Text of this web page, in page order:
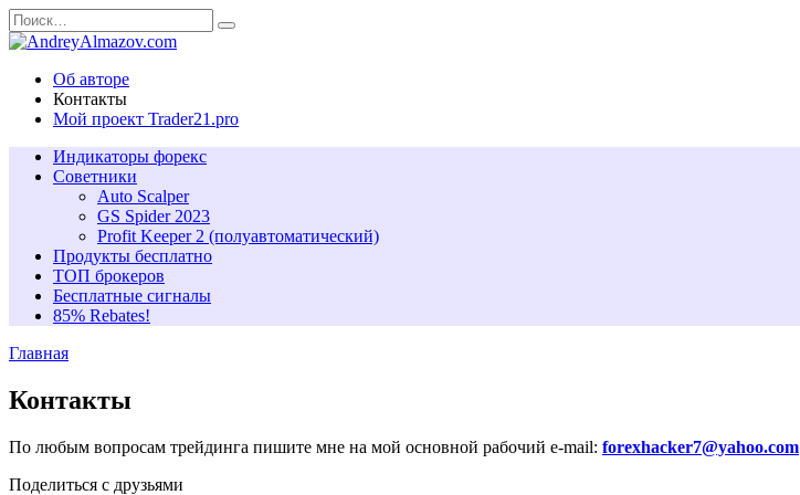
Перейти
к
содержанию
Search
for:
Об авторе
Контакты
Мой проект Trader21.pro
Индикаторы форекс
Советники
Auto Scalper
GS Spider 2023
Profit Keeper 2 (полуавтоматический)
Продукты бесплатно
ТОП брокеров
Бесплатные сигналы
85% Rеbates!
Главная
Контакты
По любым вопросам трейдинга пишите мне на мой основной рабочий e-mail: forexhacker7@yahoo.com
Поделиться с друзьями